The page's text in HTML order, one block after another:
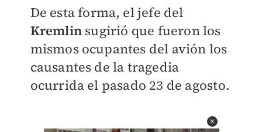
De esta forma, el jefe del
Kremlin sugirió que fueron los
mismos ocupantes del avión los
causantes de la tragedia
ocurrida el pasado 23 de agosto.